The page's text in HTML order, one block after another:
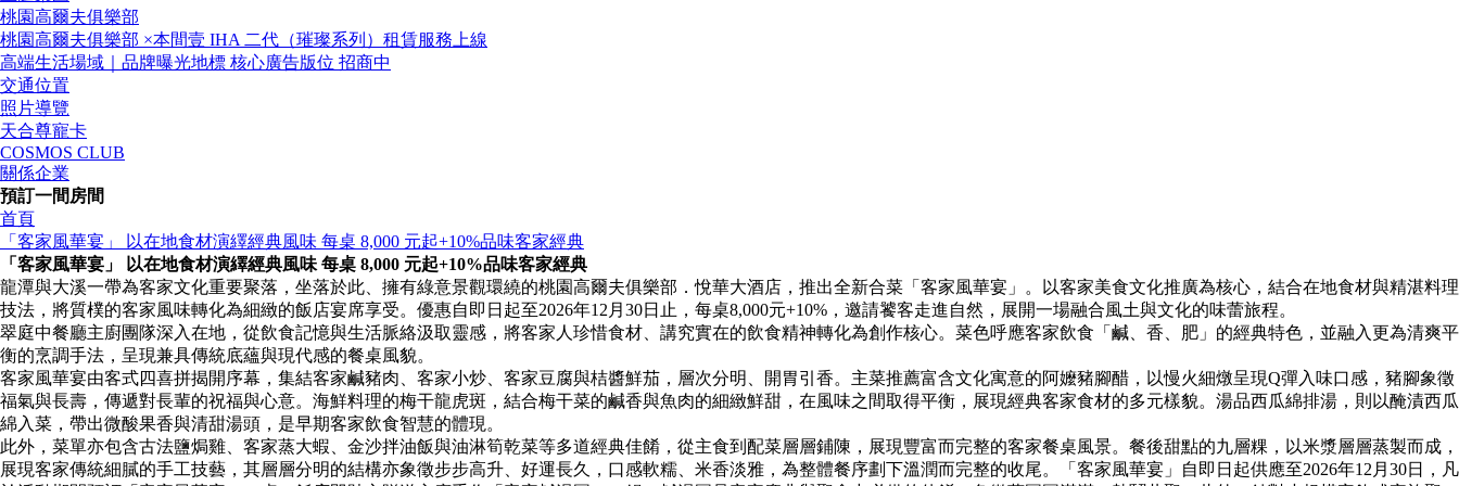
桃園高爾夫俱樂部
桃園高爾夫俱樂部 ×本間壹 IHA 二代（璀璨系列）租賃服務上線
高端生活場域｜品牌曝光地標 核心廣告版位 招商中
交通位置
照片導覽
天合尊寵卡
COSMOS CLUB
關係企業
預訂一間房間
首頁
「客家風華宴」 以在地食材演繹經典風味 每桌 8,000 元起+10%品味客家經典
「客家風華宴」 以在地食材演繹經典風味 每桌 8,000 元起+10%品味客家經典
龍潭與大溪一帶為客家文化重要聚落，坐落於此、擁有綠意景觀環繞的桃園高爾夫俱樂部．悅華大酒店，推出全新合菜「客家風華宴」。以客家美食文化推廣為核心，結合在地食材與精湛料理
技法，將質樸的客家風味轉化為細緻的飯店宴席享受。優惠自即日起至2026年12月30日止，每桌8,000元+10%，邀請饕客走進自然，展開一場融合風土與文化的味蕾旅程。
翠庭中餐廳主廚團隊深入在地，從飲食記憶與生活脈絡汲取靈感，將客家人珍惜食材、講究實在的飲食精神轉化為創作核心。菜色呼應客家飲食「鹹、香、肥」的經典特色，並融入更為清爽平
衡的烹調手法，呈現兼具傳統底蘊與現代感的餐桌風貌。
客家風華宴由客式四喜拼揭開序幕，集結客家鹹豬肉、客家小炒、客家豆腐與桔醬鮮茄，層次分明、開胃引香。主菜推薦富含文化寓意的阿嬤豬腳醋，以慢火細燉呈現Q彈入味口感，豬腳象徵
福氣與長壽，傳遞對長輩的祝福與心意。海鮮料理的梅干龍虎斑，結合梅干菜的鹹香與魚肉的細緻鮮甜，在風味之間取得平衡，展現經典客家食材的多元樣貌。湯品西瓜綿排湯，則以醃漬西瓜
綿入菜，帶出微酸果香與清甜湯頭，是早期客家飲食智慧的體現。
此外，菜單亦包含古法鹽焗雞、客家蒸大蝦、金沙拌油飯與油淋筍乾菜等多道經典佳餚，從主食到配菜層層鋪陳，展現豐富而完整的客家餐桌風景。餐後甜點的九層粿，以米漿層層蒸製而成，
展現客家傳統細膩的手工技藝，其層層分明的結構亦象徵步步高升、好運長久，口感軟糯、米香淡雅，為整體餐序劃下溫潤而完整的收尾。「客家風華宴」自即日起供應至2026年12月30日，凡